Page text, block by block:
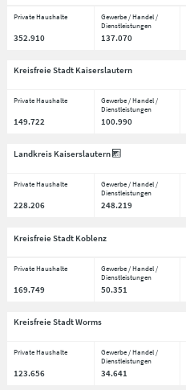
Private Haushalte
Gewerbe / Handel /
Dienstleistungen
352.910 137.070
Kreisfreie Stadt Kaiserslautern
Private Haushalte
Gewerbe / Handel /
Dienstleistungen
149.722 100.990
Landkreis Kaiserslautern
Private Haushalte
Gewerbe / Handel /
Dienstleistungen
228.206 248.219
Kreisfreie Stadt Koblenz
Private Haushalte
Gewerbe / Handel /
Dienstleistungen
169.749 50.351
Kreisfreie Stadt Worms
Private Haushalte
Gewerbe / Handel /
Dienstleistungen
123.656 34.641